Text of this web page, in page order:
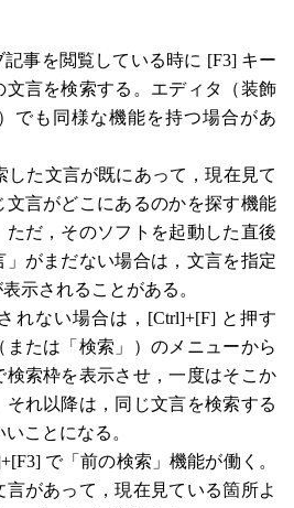
事を閲覧している時に [F3] キー
文言を検索する。エディタ（装飾
でも同様な機能を持つ場合があ
た文言が既にあって，現在見て
文言がどこにあるのかを探す機能
ただ，そのソフトを起動した直後
がまだない場合は，文言を指定
示されることがある。
れない場合は，[Ctrl]+[F] と押す
たは「検索」）のメニューから
検索枠を表示させ，一度はそこか
れ以降は，同じ文言を検索する
ことになる。
で「前の検索」機能が働く。
があって，現在見ている箇所よ